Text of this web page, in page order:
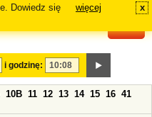
Dowiedz się
więcej x
i godzinę:
10B 11 12 13 14 15 16 41